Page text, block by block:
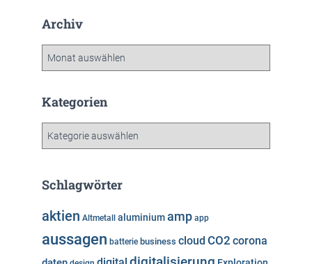
Archiv
h
Kategorien
g
r
i
Schlagwörter
aktien Altmetall aluminiumamp app
aussagen batterie business cloud CO2 corona